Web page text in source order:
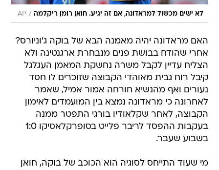
האם מראדונה יהיה מאמנה הבא של בוקה ג'וניורס?
הצליח עדיין לקבל משרה נחשקת המאמן העגלגל
קיבל רוח גבית מאוהדי הקבוצה שזוכרים לו חסד
נעורים ואף מהנשיא חורחה אמור אמיל, שאמר
לאחרונה כי מראדונה נמצא בין המועמדים לאימון
הקבוצה, לאחר שקלאודיו בורגי התפטר ממנה
בעקבות ההפסד לריבר פלייט בסופרקלאסיקו 1:0
בשבוע שעבר.
מי שעוד התייחס לסוגיה הוא הכוכב של בוקה, חואן
הוא רוצה את מראדונה כמאמן אנחנו נתייצב